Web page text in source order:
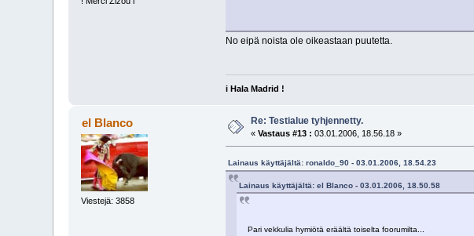
No eipä noista ole oikeastaan puutetta.
i Hala Madrid !
el Blanco
Viestejä: 3858
Re: Testialue tyhjennetty.
«Vastaus #13 : 03.01.2006, 18.56.18 »
Lainaus käyttäjältä: ronaldo_90 - 03.01.2006, 18.54.23
Lainaus käyttäjältä: el Blanco - 03.01.2006, 18.50.58
Pari vekkulia hymiötä eräältä toiselta foorumilta...